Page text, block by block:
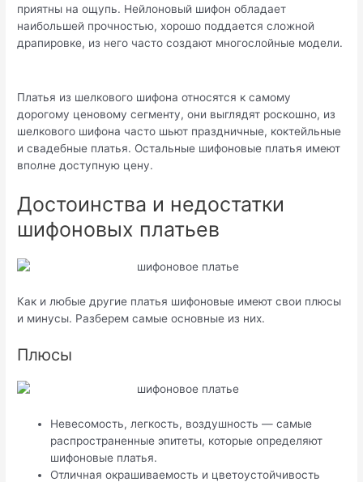
приятны на ощупь. Нейлоновый шифон обладает
наибольшей прочностью, хорошо поддается сложной
драпировке, из него часто создают многослойные модели.
Платья из шелкового шифона относятся к самому
дорогому ценовому сегменту, они выглядят роскошно, из
шелкового шифона часто шьют праздничные, коктейльные
и свадебные платья. Остальные шифоновые платья имеют
вполне доступную цену.
Достоинства и недостатки
шифоновых платьев
Как и любые другие платья шифоновые имеют свои плюсы
и минусы. Разберем самые основные из них.
Плюсы
Невесомость, легкость, воздушность — самые
распространенные эпитеты, которые определяют
шифоновые платья.
Отличная окрашиваемость и цветоустойчивость